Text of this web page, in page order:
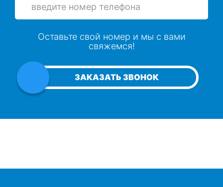
ЗАКАЗАТЬ ЗВОНОК
Оставьте свой номер и мы с вами
свяжемся!